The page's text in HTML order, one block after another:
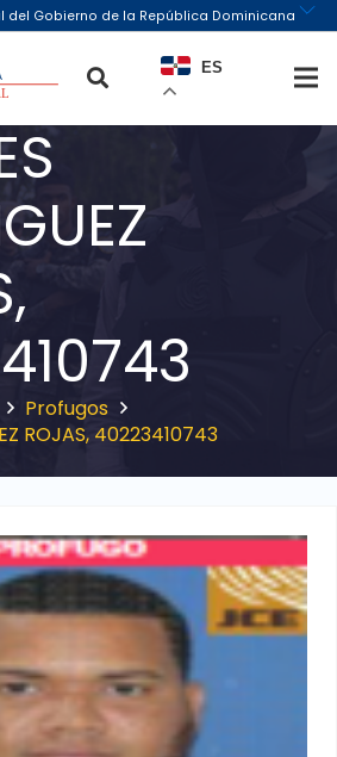
ES
Profugos
ROJAS, 40223410743